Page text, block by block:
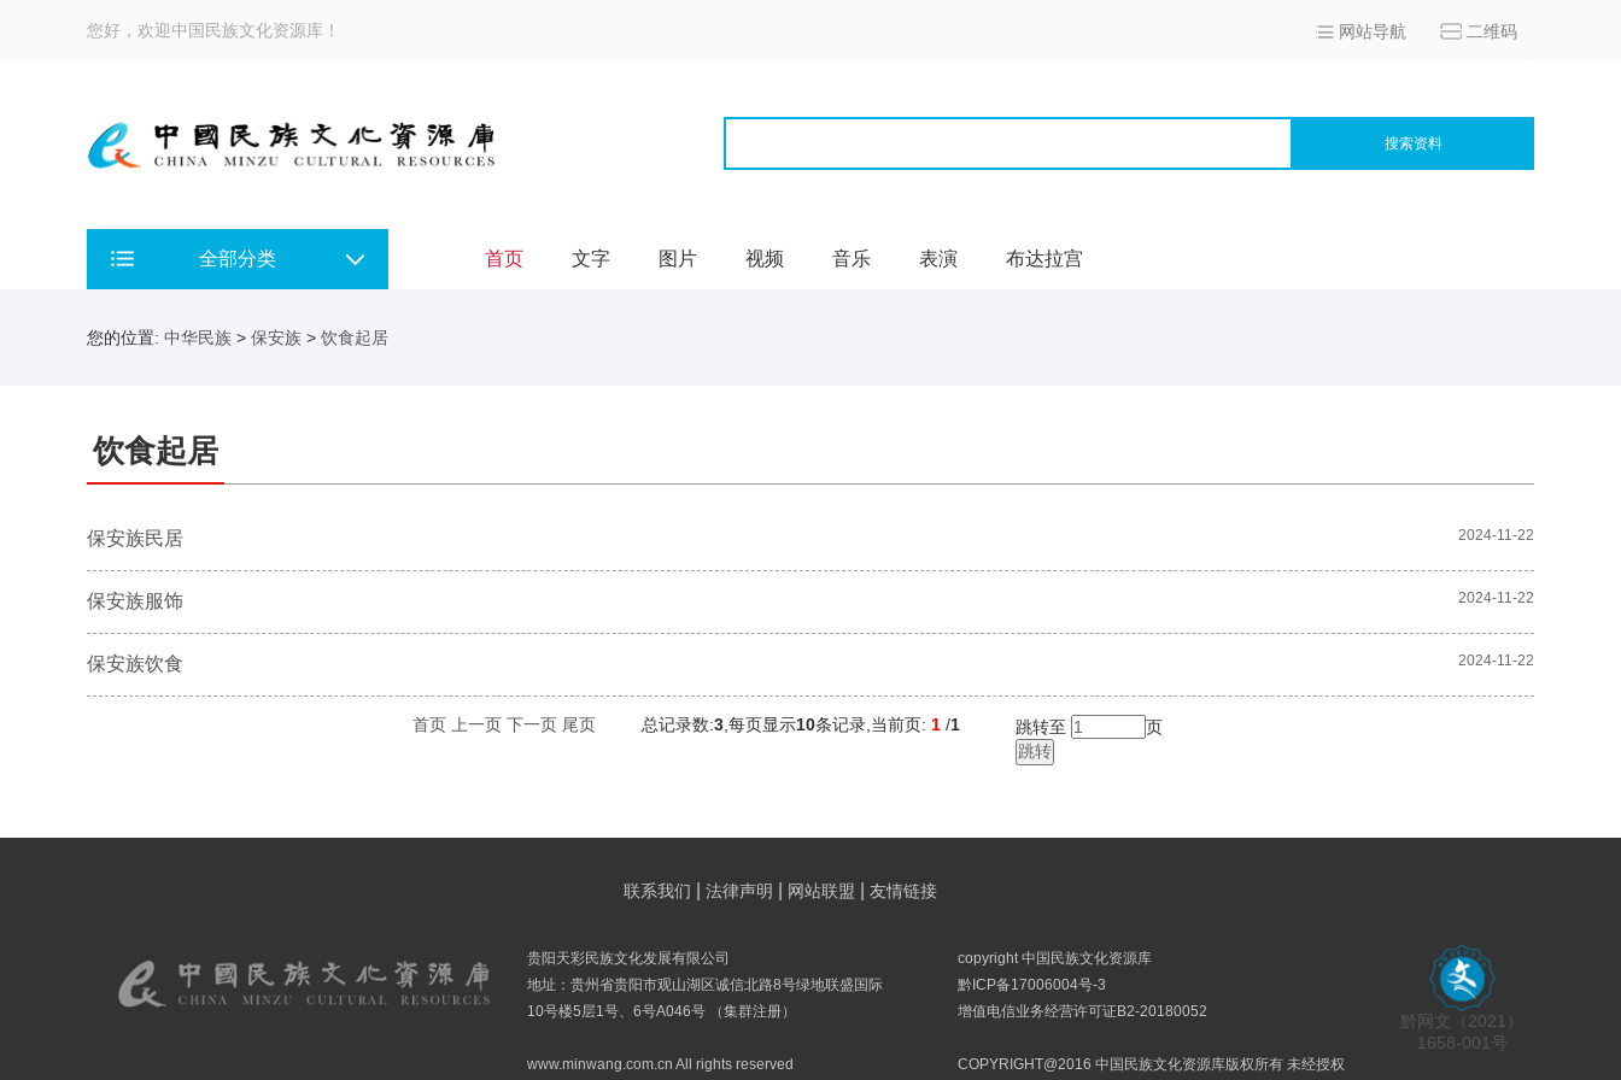
您好，欢迎中国民族文化资源库！ 网站导航 二维码
搜索资料
全部分类 首页 文字 图片 视频 音乐 表演 布达拉宫
您的位置: 中华民族 > 保安族 > 饮食起居
饮食起居
保安族民居 2024-11-22
保安族服饰 2024-11-22
保安族饮食 2024-11-22
首页 上一页 下一页 尾页 总记录数:3 ,每页显示10条记录,当前页: 1 /1 跳转至 页
联系我们 法律声明 网站联盟 友情链接
贵阳天彩民族文化发展有限公司
地址：贵州省贵阳市观山湖区诚信北路8号绿地联盛国际
10号楼5层1号、6号A046号 （集群注册）
www.minwang.com.cn All rights reserved
copyright 中国民族文化资源库
黔ICP备17006004号-3
增值电信业务经营许可证B2-20180052
COPYRIGHT@2016 中国民族文化资源库版权所有 未经授权
黔网文（2021）
1658-001号